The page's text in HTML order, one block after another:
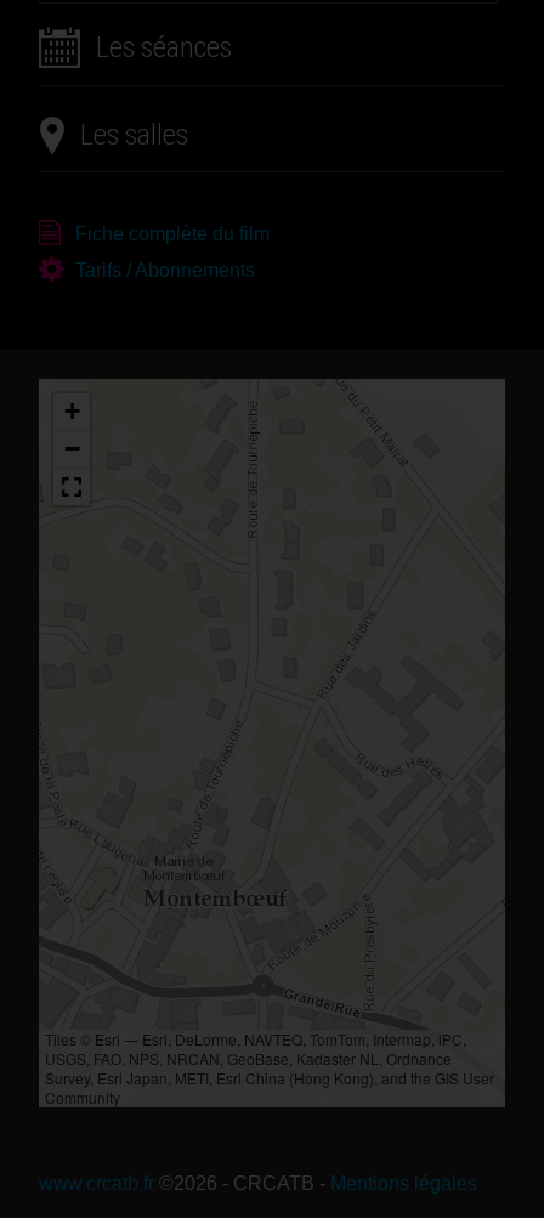
Les séances
Les salles
Fiche complète du film
Tarifs / Abonnements
+
−
Tiles © Esri — Esri, DeLorme, NAVTEQ, TomTom, Intermap, iPC,
USGS, FAO, NPS, NRCAN, GeoBase, Kadaster NL, Ordnance
Survey, Esri Japan, METI, Esri China (Hong Kong), and the GIS User
Community
www.crcatb.fr ©2026 - CRCATB - Mentions légales